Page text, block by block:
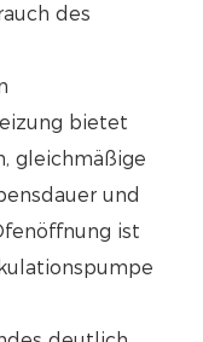
des
bietet
gleichmäßige
und
ist